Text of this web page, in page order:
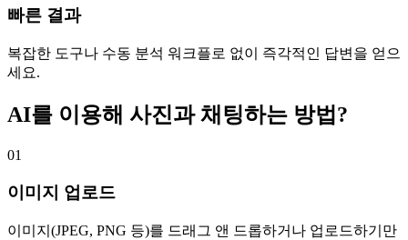
빠른 결과
복잡한 도구나 수동 분석 워크플로 없이 즉각적인 답변을 얻으
세요.
AI를 이용해 사진과 채팅하는 방법?
01
이미지 업로드
이미지(JPEG, PNG 등)를 드래그 앤 드롭하거나 업로드하기만